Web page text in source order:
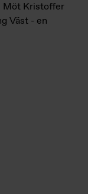
Möt Kristoffer
Väst - en